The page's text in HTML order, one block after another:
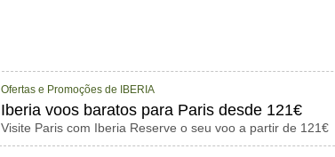
Ofertas e Promoções de IBERIA
Iberia voos baratos para Paris desde 121€
Visite Paris com Iberia Reserve o seu voo a partir de 121€